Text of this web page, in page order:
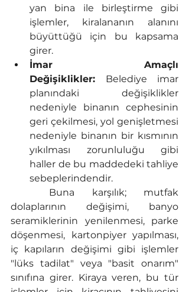
yan bina ile birleştirme gibi
işlemler, kiralananın alanını
büyüttüğü için bu kapsama
girer.
İmar Amaçlı
Değişiklikler: Belediye imar
planındaki değişiklikler
nedeniyle binanın cephesinin
geri çekilmesi, yol genişletmesi
nedeniyle binanın bir kısmının
yıkılması zorunluluğu gibi
haller de bu maddedeki tahliye
sebeplerindendir.
dolaplarının değişimi, banyo
seramiklerinin yenilenmesi, parke
döşenmesi, kartonpiyer yapılması,
iç kapıların değişimi gibi işlemler
"lüks tadilat" veya "basit onarım"
sınıfına girer. Kiraya veren, bu tür